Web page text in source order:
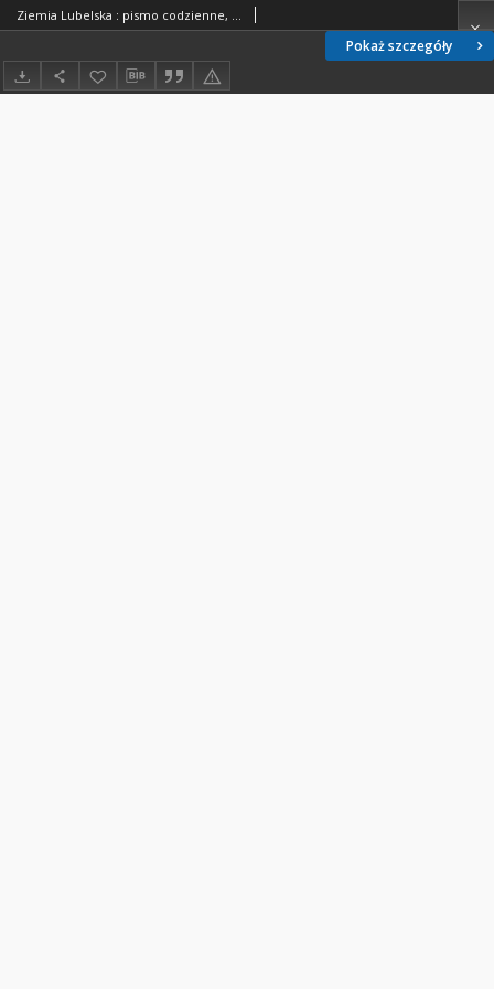
Pokaż szczegóły
Ziemia Lubelska : pismo codzienne, R. 27, nr 330 (5 grudnia 1931 r.)